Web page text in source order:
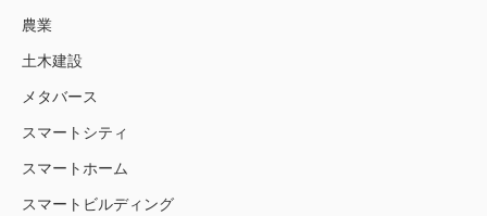
農業
土木建設
メタバース
スマートシティ
スマートホーム
スマートビルディング